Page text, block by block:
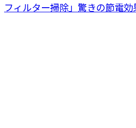
フィルター掃除」驚きの節電効